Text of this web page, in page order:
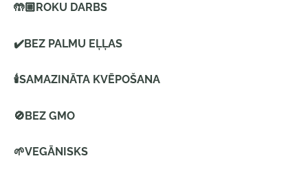
🤲🏼ROKU DARBS
✔️BEZ PALMU EĻĻAS
🕯SAMAZINĀTA KVĒPOŠANA
🚫BEZ GMO
🌱VEGĀNISKS